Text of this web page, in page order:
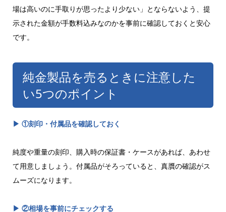
場は高いのに手取りが思ったより少ない」とならないよう、提
示された金額が手数料込みなのかを事前に確認しておくと安心
です。
純金製品を売るときに注意した
い5つのポイント
▶ ①刻印・付属品を確認しておく
純度や重量の刻印、購入時の保証書・ケースがあれば、あわせ
て用意しましょう。付属品がそろっていると、真贋の確認がス
ムーズになります。
▶ ②相場を事前にチェックする